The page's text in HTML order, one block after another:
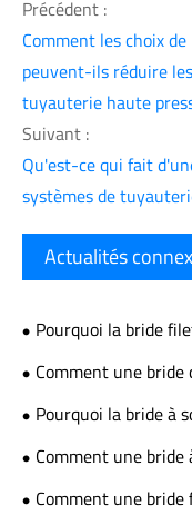
Précédent :
Comment les choix
peuvent-ils réduire
tuyauterie haute
Suivant :
Qu'est-ce qui fait
systèmes de
Actualités
Pourquoi la bride
fiable pour les
Comment une
performances de la
Pourquoi la bride à
est-elle le choix
Comment une
elle améliorer la
Comment une